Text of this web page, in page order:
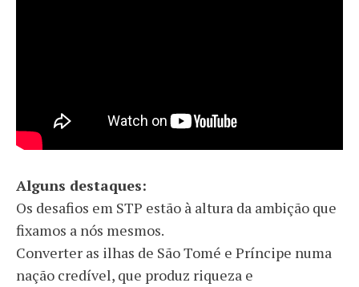
Alguns destaques:
Os desafios em STP estão à altura da ambição que
fixamos a nós mesmos.
Converter as ilhas de São Tomé e Príncipe numa
nação credível, que produz riqueza e